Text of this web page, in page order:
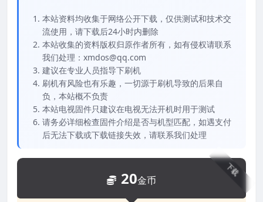
本站资料均收集于网络公开下载，仅供测试和技术交
流使用，请下载后24小时内删除
本站收集的资料版权归原作者所有，如有侵权请联系
我们处理：xmdos@qq.com
建议在专业人员指导下刷机
刷机有风险也有乐趣，一切源于刷机导致的后果自
负，本站概不负责
本站电视固件只建议在电视无法开机时用于测试
请务必详细检查固件介绍是否与机型匹配，如遇支付
后无法下载或下载链接失效，请联系我们处理
下载
20金币